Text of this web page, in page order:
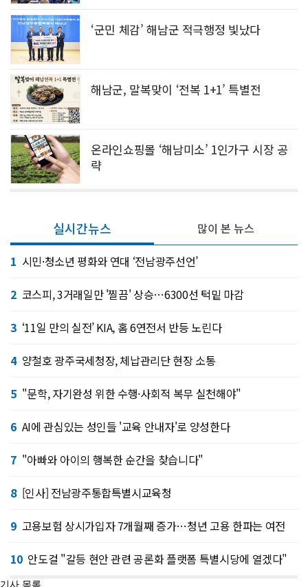
‘군민 체감’ 해남군 적극행정 빛났다
해남군, 말복맞이 ‘전복 1+1’ 특별전
온라인쇼핑몰 ‘해남미소’ 1인가구 시장 공
략
실시간뉴스
1 시민·청소년 평화와 연대 ‘전남광주선언’
2 코스피, 3거래일만 '찔끔' 상승…6300선 턱밑 마감
3 ‘11일 만의 실전’ KIA, 홈 6연전서 반등 노린다
4 양철호 광주국세청장, 체납관리단 현장 소통
5 "문학, 자기완성 위한 수행·사회적 복무 실천해야"
6 AI에 관심있는 성인들 '교육 안내자'로 양성한다
7 "아빠와 아이의 행복한 순간을 찾습니다"
8 [인사] 전남광주통합특별시교육청
9 고용보험 상시가입자 7개월째 증가…청년 고용 한파는 여전
10 안도걸 "갈등 현안 관련 공론화 플랫폼 특별시당에 열겠다"
많이 본 뉴스
기사 목록